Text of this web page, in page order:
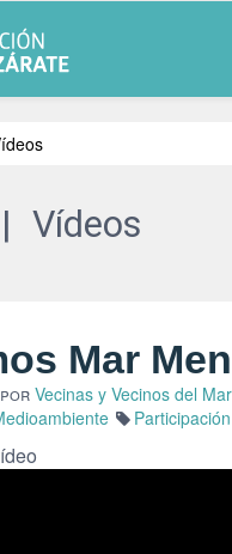
| Vídeos
Mar
Vecinas y Vecinos del